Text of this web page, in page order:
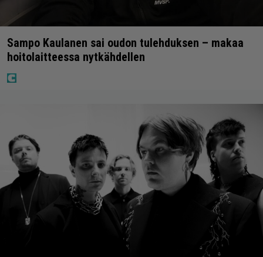
Sampo Kaulanen sai oudon tulehduksen – makaa
hoitolaitteessa nytkähdellen